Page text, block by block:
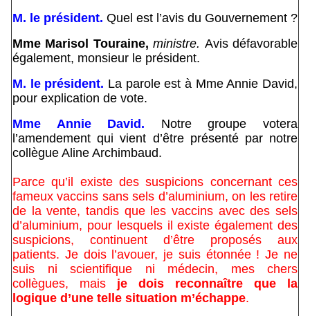
M. le président. Quel est l’avis du Gouvernement ?
Mme Marisol Touraine,ministre. Avis défavorable
également, monsieur le président.
M. le président. La parole est à Mme Annie David,
pour explication de vote.
Mme Annie David. Notre groupe votera
l’amendement qui vient d’être présenté par notre
collègue Aline Archimbaud.
Parce qu’il existe des suspicions concernant ces
fameux vaccins sans sels d’aluminium, on les retire
de la vente, tandis que les vaccins avec des sels
d’aluminium, pour lesquels il existe également des
suspicions, continuent d’être proposés aux
patients. Je dois l’avouer, je suis étonnée ! Je ne
suis ni scientifique ni médecin, mes chers
collègues, mais je dois reconnaître que la
logique d’une telle situation m’échappe.